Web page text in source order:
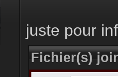
juste pour
Fichier(s)